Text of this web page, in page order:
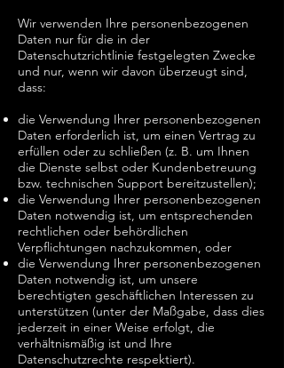
Wir verwenden Ihre personenbezogenen
Daten nur für die in der
Datenschutzrichtlinie festgelegten Zwecke
und nur, wenn wir davon überzeugt sind,
dass:
die Verwendung Ihrer personenbezogenen
Daten erforderlich ist, um einen Vertrag zu
erfüllen oder zu schließen (z. B. um Ihnen
die Dienste selbst oder Kundenbetreuung
bzw. technischen Support bereitzustellen);
die Verwendung Ihrer personenbezogenen
Daten notwendig ist, um entsprechenden
rechtlichen oder behördlichen
Verpflichtungen nachzukommen, oder
die Verwendung Ihrer personenbezogenen
Daten notwendig ist, um unsere
berechtigten geschäftlichen Interessen zu
unterstützen (unter der Maßgabe, dass dies
jederzeit in einer Weise erfolgt, die
verhältnismäßig ist und Ihre
Datenschutzrechte respektiert).